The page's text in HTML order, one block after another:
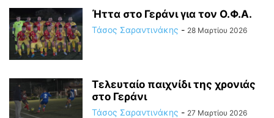
Ήττα στο Γεράνι για τον Ο.Φ.Α.
Τάσος Σαραντινάκης - 28 Μαρτίου 2026
Τελευταίο παιχνίδι της χρονιάς
στο Γεράνι
Τάσος Σαραντινάκης - 27 Μαρτίου 2026